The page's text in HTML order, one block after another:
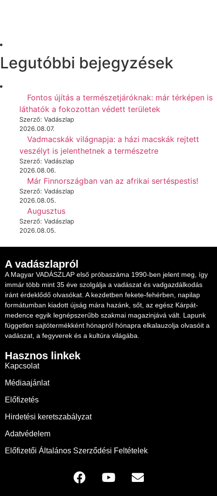
Legutóbbi bejegyzések
Fontos újítás a természetjáróknak: már térképen is
láthatók a fokozottan védett területek
Szerző: Vadászlap
2026.08.07.
Vadmacskák világnapja: a házi macskák rejtett
veszélyt is jelenthetnek a természetre
Szerző: Vadászlap
2026.08.06.
Már Finnországban van az afrikai sertéspestis!
Szerző: Vadászlap
2026.08.05.
Augusztus
Szerző: Vadászlap
2026.08.05.
A vadászlapról
A Magyar VADÁSZLAP első próbaszáma 1990-ben jelent meg, így
immár több mint 35 éve szolgálja a vadászat és vadgazdálkodás
iránt érdeklődő olvasókat. A kezdetben fekete-fehérben, napilap
formátumban kiadott újság mára hazánk, sőt, az egész Kárpát-
medence egyik legnépszerűbb szakmai magazinjává vált. Lapunk
független sajtótermékként hónapról hónapra elkalauzolja olvasóit a
vadászat, a fegyverek és a kultúra világába.
Hasznos linkek
Kapcsolat
Médiaajánlat
Előfizetés
Hirdetési keretszabályzat
Adatvédelem
Előfizetői Általános Szerződési Feltételek